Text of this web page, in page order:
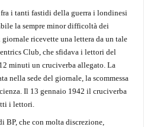
, fra i tanti fastidi della guerra i londinesi
la sempre minor difficoltà dei
giornale ricevette una lettera da un tale
Club, che sfidava i lettori del
minuti un cruciverba allegato. La
nella sede del giornale, la scommessa
Il 13 gennaio 1942 il cruciverba
i lettori.
BP, che con molta discrezione,